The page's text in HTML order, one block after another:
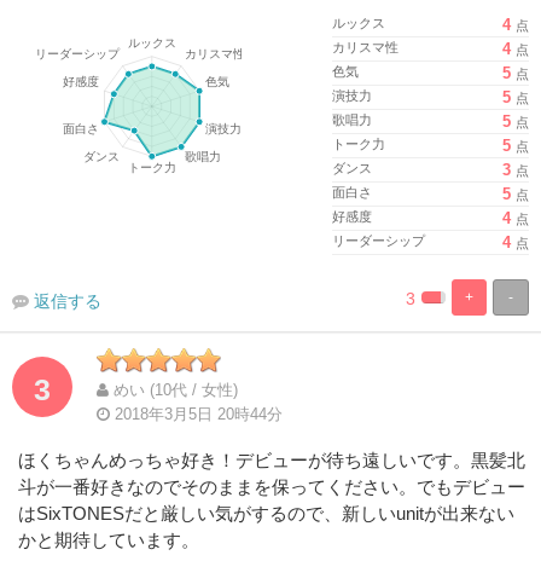
ルックス 4 点
カリスマ性
4 点
色気
5 点
演技力
5 点
歌唱力
5 点
トーク力
5 点
ダンス
3 点
面白さ
5 点
好感度
4 点
リーダーシップ
4 点
-
+
%100%
3
返信する
3
めい (10代 / 女性)
2018年3月5日 20時44分
ほくちゃんめっちゃ好き！デビューが待ち遠しいです。黒髪北
斗が一番好きなのでそのままを保ってください。でもデビュー
はSixTONESだと厳しい気がするので、新しいunitが出来ない
かと期待しています。